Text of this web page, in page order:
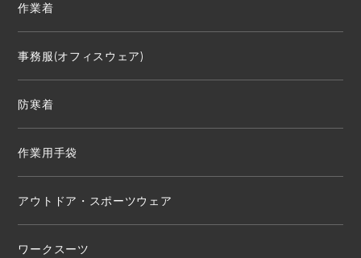
作業着
事務服(オフィスウェア)
防寒着
作業用手袋
アウトドア・スポーツウェア
ワークスーツ